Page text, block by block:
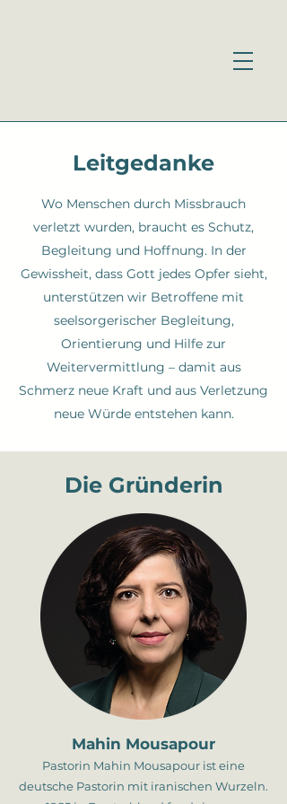
Leitgedanke
Wo Menschen durch Missbrauch
verletzt wurden, braucht es Schutz,
Begleitung und Hoffnung. In der
Gewissheit, dass Gott jedes Opfer sieht,
unterstützen wir Betroffene mit
seelsorgerischer Begleitung,
Orientierung und Hilfe zur
Weitervermittlung – damit aus
Schmerz neue Kraft und aus Verletzung
neue Würde entstehen kann.
Die Gründerin
Mahin Mousapour
Pastorin Mahin Mousapour ist eine
deutsche Pastorin mit iranischen Wurzeln.